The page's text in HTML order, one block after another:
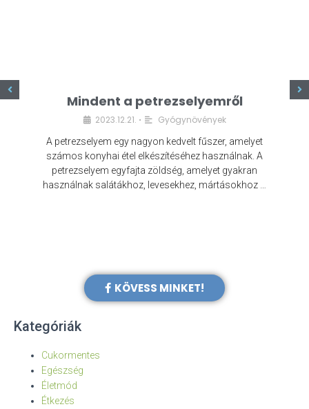
Mindent a petrezselyemről
2023.12.21. • Gyógynövények
A petrezselyem egy nagyon kedvelt fűszer, amelyet
számos konyhai étel elkészítéséhez használnak. A
petrezselyem egyfajta zöldség, amelyet gyakran
használnak salátákhoz, levesekhez, mártásokhoz …
KÖVESS MINKET!
Kategóriák
Cukormentes
Egészség
Életmód
Étkezés